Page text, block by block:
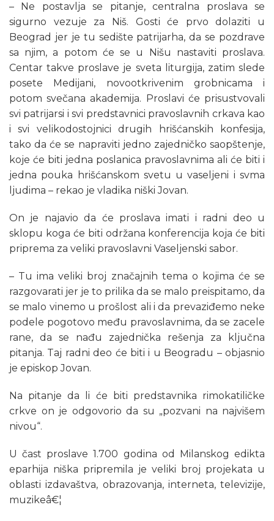
– Ne postavlja se pitanje, centralna proslava se
sigurno vezuje za Niš. Gosti će prvo dolaziti u
Beograd jer je tu sedište patrijarha, da se pozdrave
sa njim, a potom će se u Nišu nastaviti proslava.
Centar takve proslave je sveta liturgija, zatim slede
posete Medijani, novootkrivenim grobnicama i
potom svečana akademija. Proslavi će prisustvovali
svi patrijarsi i svi predstavnici pravoslavnih crkava kao
i svi velikodostojnici drugih hrišćanskih konfesija,
tako da će se napraviti jedno zajedničko saopštenje,
koje će biti jedna poslanica pravoslavnima ali će biti i
jedna pouka hrišćanskom svetu u vaseljeni i svma
ljudima – rekao je vladika niški Jovan.
On je najavio da će proslava imati i radni deo u
sklopu koga će biti održana konferencija koja će biti
priprema za veliki pravoslavni Vaseljenski sabor.
– Tu ima veliki broj značajnih tema o kojima će se
razgovarati jer je to prilika da se malo preispitamo, da
se malo vinemo u prošlost ali i da prevaziđemo neke
podele pogotovo među pravoslavnima, da se zacele
rane, da se nađu zajednička rešenja za ključna
pitanja. Taj radni deo će biti i u Beogradu – objasnio
je episkop Jovan.
Na pitanje da li će biti predstavnika rimokatiličke
crkve on je odgovorio da su „pozvani na najvišem
nivou“.
U čast proslave 1.700 godina od Milanskog edikta
eparhija niška pripremila je veliki broj projekata u
oblasti izdavaštva, obrazovanja, interneta, televizije,
muzikeâ€¦